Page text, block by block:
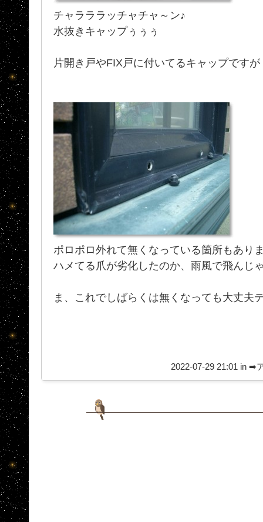
チャラララッチャチャ～ン♪
水抜きキャップぅぅぅ
片開き戸やFIX戸に付いてるキャップですが
ポロポロ外れて無くなっている箇所もあり
ハメてる爪が劣化したのか、雨風で飛んじ
ま、これでしばらくは無くなっても大丈夫
2022-07-29 21:01 in ➡